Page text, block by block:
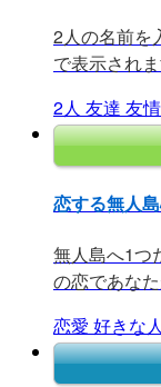
2人の名前を
で表示されま
2人 友達 友情
恋する無人
無人島へ1つ
の恋であな
恋愛 好きな人